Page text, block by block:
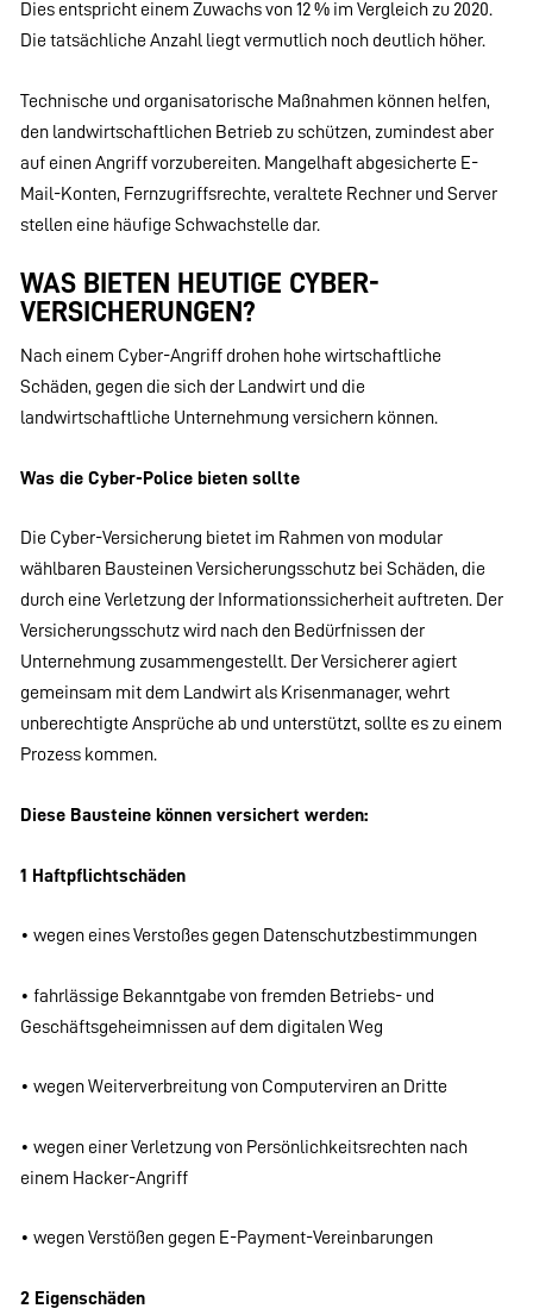
Dies entspricht einem Zuwachs von 12 % im Vergleich zu 2020.
Die tatsächliche Anzahl liegt vermutlich noch deutlich höher.
Technische und organisatorische Maßnahmen können helfen,
den landwirtschaftlichen Betrieb zu schützen, zumindest aber
auf einen Angriff vorzubereiten. Mangelhaft abgesicherte E-
Mail-Konten, Fernzugriffsrechte, veraltete Rechner und Server
stellen eine häufige Schwachstelle dar.
WAS BIETEN HEUTIGE CYBER-
VERSICHERUNGEN?
Nach einem Cyber-Angriff drohen hohe wirtschaftliche
Schäden, gegen die sich der Landwirt und die
landwirtschaftliche Unternehmung versichern können.
Was die Cyber-Police bieten sollte
Die Cyber-Versicherung bietet im Rahmen von modular
wählbaren Bausteinen Versicherungsschutz bei Schäden, die
durch eine Verletzung der Informationssicherheit auftreten. Der
Versicherungsschutz wird nach den Bedürfnissen der
Unternehmung zusammengestellt. Der Versicherer agiert
gemeinsam mit dem Landwirt als Krisenmanager, wehrt
unberechtigte Ansprüche ab und unterstützt, sollte es zu einem
Prozess kommen.
Diese Bausteine können versichert werden:
1 Haftpflichtschäden
• wegen eines Verstoßes gegen Datenschutzbestimmungen
• fahrlässige Bekanntgabe von fremden Betriebs- und
Geschäftsgeheimnissen auf dem digitalen Weg
• wegen Weiterverbreitung von Computerviren an Dritte
• wegen einer Verletzung von Persönlichkeitsrechten nach
einem Hacker-Angriff
• wegen Verstößen gegen E-Payment-Vereinbarungen
2 Eigenschäden